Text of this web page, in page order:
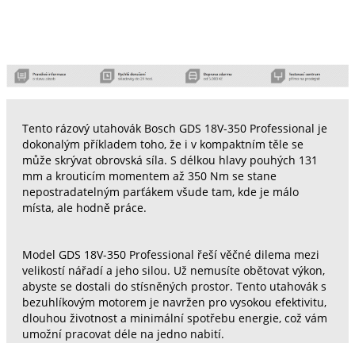
Tento rázový utahovák Bosch GDS 18V-350 Professional je
dokonalým příkladem toho, že i v kompaktním těle se
může skrývat obrovská síla. S délkou hlavy pouhých 131
mm a krouticím momentem až 350 Nm se stane
nepostradatelným parťákem všude tam, kde je málo
místa, ale hodně práce.
Model GDS 18V-350 Professional řeší věčné dilema mezi
velikostí nářadí a jeho silou. Už nemusíte obětovat výkon,
abyste se dostali do stísněných prostor. Tento utahovák s
bezuhlíkovým motorem je navržen pro vysokou efektivitu,
dlouhou životnost a minimální spotřebu energie, což vám
umožní pracovat déle na jedno nabití.